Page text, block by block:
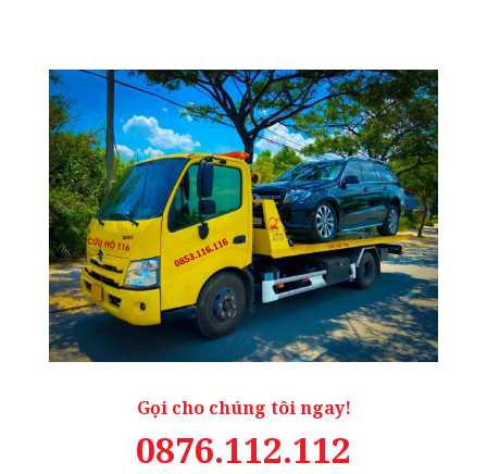
Gọi cho chúng tôi ngay!
0876.112.112